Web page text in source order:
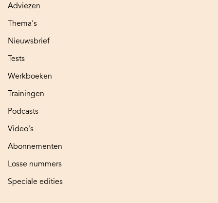
Adviezen
Thema's
Nieuwsbrief
Tests
Werkboeken
Trainingen
Podcasts
Video's
Abonnementen
Losse nummers
Speciale edities